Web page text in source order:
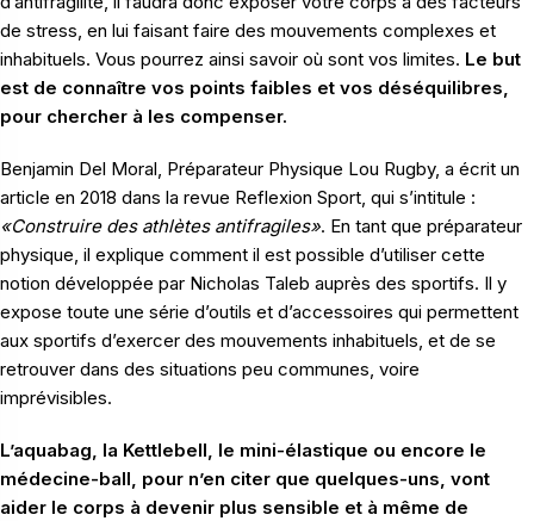
de stress, en lui faisant faire des mouvements complexes et
inhabituels. Vous pourrez ainsi savoir où sont vos limites. Le but
est de connaître vos points faibles et vos déséquilibres,
pour chercher à les compenser.
Benjamin Del Moral, Préparateur Physique Lou Rugby, a écrit un
article en 2018 dans la revue Reflexion Sport, qui s’intitule :
«Construire des athlètes antifragiles». En tant que préparateur
physique, il explique comment il est possible d’utiliser cette
notion développée par Nicholas Taleb auprès des sportifs. Il y
expose toute une série d’outils et d’accessoires qui permettent
aux sportifs d’exercer des mouvements inhabituels, et de se
retrouver dans des situations peu communes, voire
imprévisibles.
L’aquabag, la Kettlebell, le mini-élastique ou encore le
médecine-ball, pour n’en citer que quelques-uns, vont
aider le corps à devenir plus sensible et à même de